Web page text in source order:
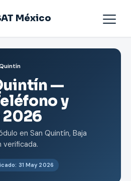
México
—
y
en San Quintín, Baja
verificada.
31 May 2026